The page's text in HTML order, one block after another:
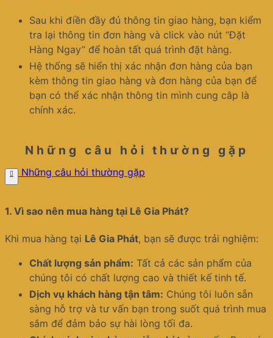
Sau khi điền đầy đủ thông tin giao hàng, bạn kiểm
tra lại thông tin đơn hàng và click vào nút “Đặt
Hàng Ngay” để hoàn tất quá trình đặt hàng.
Hệ thống sẽ hiển thị xác nhận đơn hàng của bạn
kèm thông tin giao hàng và đơn hàng của bạn để
bạn có thể xác nhận thông tin mình cung câp là
chính xác.
Những câu hỏi thường gặp
Những câu hỏi thường gặp
1. Vì sao nên mua hàng tại Lê Gia Phát?
Khi mua hàng tại Lê Gia Phát, bạn sẽ được trải nghiệm:
Chất lượng sản phẩm: Tất cả các sản phẩm của
chúng tôi có chất lượng cao và thiết kế tinh tế.
Dịch vụ khách hàng tận tâm: Chúng tôi luôn sẵn
sàng hỗ trợ và tư vấn bạn trong suốt quá trình mua
sắm để đảm bảo sự hài lòng tối đa.